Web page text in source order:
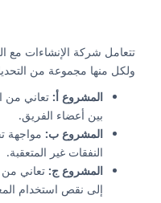
تتعامل شركة الإنشاءات مع
ولكل منها مجموعة من
المشروع أ: تعاني من
بين أعضاء الفريق.
المشروع ب: مواجهة
النفقات غير المتعقبة.
المشروع ج: تعاني
إلى نقص استخدام